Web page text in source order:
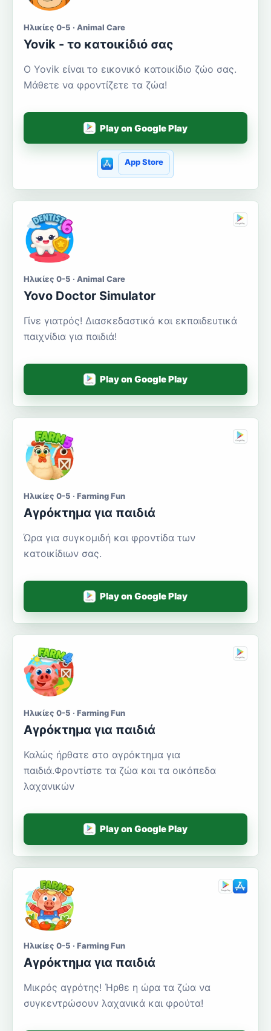
Ηλικίες 0-5 · Animal Care
Yovik - το κατοικίδιό σας
Ο Yovik είναι το εικονικό κατοικίδιο ζώο σας.
Μάθετε να φροντίζετε τα ζώα!
Play on Google Play
App Store
Ηλικίες 0-5 · Animal Care
Yovo Doctor Simulator
Γίνε γιατρός! Διασκεδαστικά και εκπαιδευτικά
παιχνίδια για παιδιά!
Play on Google Play
Ηλικίες 0-5 · Farming Fun
Αγρόκτημα για παιδιά
Ώρα για συγκομιδή και φροντίδα των
κατοικίδιων σας.
Play on Google Play
Ηλικίες 0-5 · Farming Fun
Αγρόκτημα για παιδιά
Καλώς ήρθατε στο αγρόκτημα για
παιδιά.Φροντίστε τα ζώα και τα οικόπεδα
λαχανικών
Play on Google Play
Ηλικίες 0-5 · Farming Fun
Αγρόκτημα για παιδιά
Μικρός αγρότης! Ήρθε η ώρα τα ζώα να
συγκεντρώσουν λαχανικά και φρούτα!